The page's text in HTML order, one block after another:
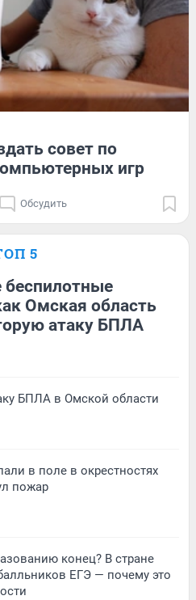
совет по
игр
Обсудить
5
Омская область
атаку БПЛА
БПЛА в Омской области
в поле в окрестностях
пожар
конец? В стране
ЕГЭ — почему это